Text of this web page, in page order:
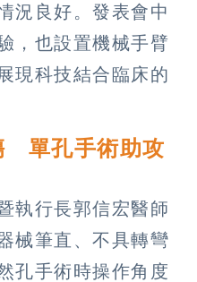
況良好。發表會中
，也設置機械手臂
現科技結合臨床的
單孔手術助攻
執行長郭信宏醫師
械筆直、不具轉彎
孔手術時操作角度